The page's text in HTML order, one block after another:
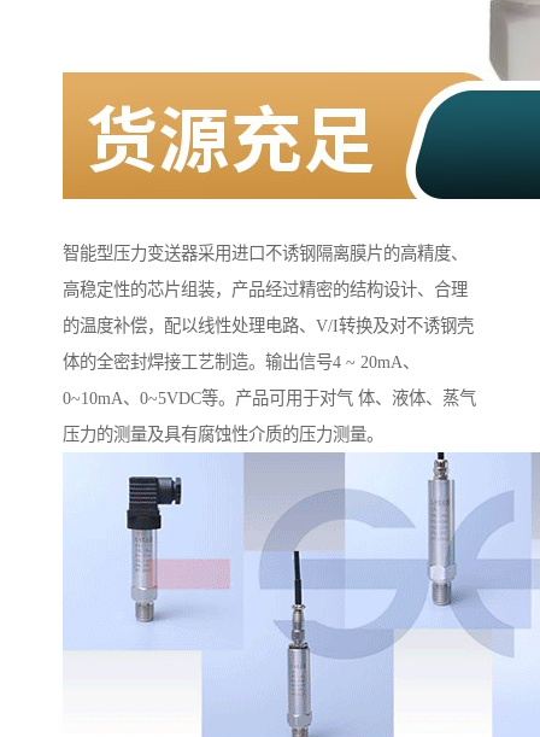
智能型压力变送器采用进口不诱钢隔离膜片的高精度、
高稳定性的芯片组装，产品经过精密的结构设计、合理
的温度补偿，配以线性处理电路、V/I转换及对不诱钢壳
体的全密封焊接工艺制造。输出信号4 ~ 20mA、
0~10mA、0~5VDC等。产品可用于对气 体、液体、蒸气
压力的测量及具有腐蚀性介质的压力测量。